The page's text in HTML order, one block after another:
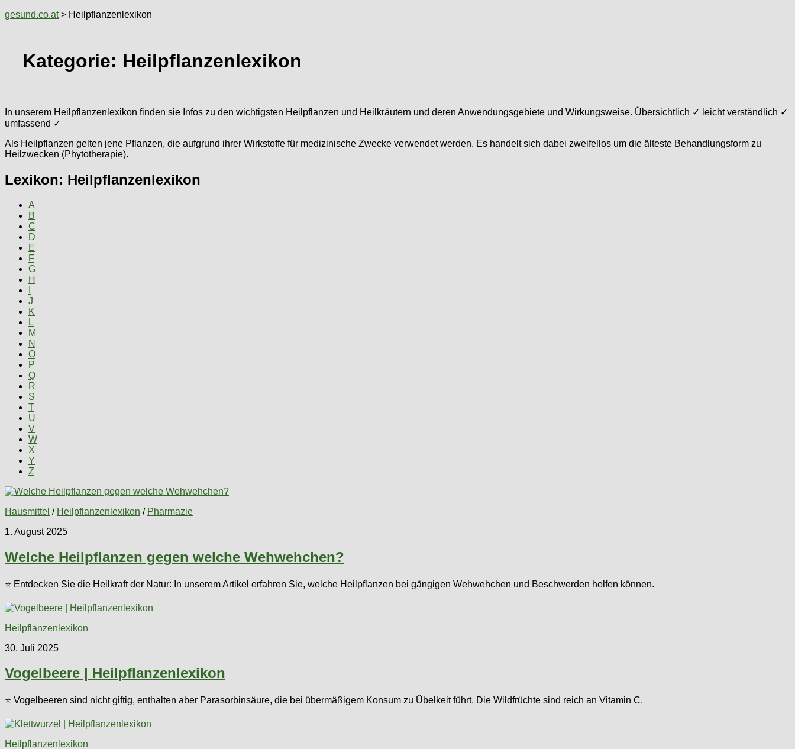
gesund.co.at> Heilpflanzenlexikon
Kategorie: Heilpflanzenlexikon
In unserem Heilpflanzenlexikon finden sie Infos zu den wichtigsten Heilpflanzen und Heilkräutern und deren Anwendungsgebiete und Wirkungsweise. Übersichtlich ✓ leicht verständlich ✓
umfassend ✓
Als Heilpflanzen gelten jene Pflanzen, die aufgrund ihrer Wirkstoffe für medizinische Zwecke verwendet werden. Es handelt sich dabei zweifellos um die älteste Behandlungsform zu
Heilzwecken (Phytotherapie).
Lexikon: Heilpflanzenlexikon
A
B
C
D
E
F
G
H
J
K
L
M
N
O
P
Q
R
S
T
U
V
W
X
Y
Z
Hausmittel / Heilpflanzenlexikon / Pharmazie
1. August 2025
Welche Heilpflanzen gegen welche Wehwehchen?
⭐ Entdecken Sie die Heilkraft der Natur: In unserem Artikel erfahren Sie, welche Heilpflanzen bei gängigen Wehwehchen und Beschwerden helfen können.
Heilpflanzenlexikon
30. Juli 2025
Vogelbeere | Heilpflanzenlexikon
⭐ Vogelbeeren sind nicht giftig, enthalten aber Parasorbinsäure, die bei übermäßigem Konsum zu Übelkeit führt. Die Wildfrüchte sind reich an Vitamin C.
Heilpflanzenlexikon